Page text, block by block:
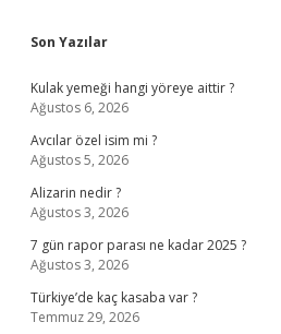
Sidebar
Son Yazılar
Kulak yemeği hangi yöreye aittir ?
Ağustos 6, 2026
Avcılar özel isim mi ?
Ağustos 5, 2026
Alizarin nedir ?
Ağustos 3, 2026
7 gün rapor parası ne kadar 2025 ?
Ağustos 3, 2026
Türkiye’de kaç kasaba var ?
Temmuz 29, 2026